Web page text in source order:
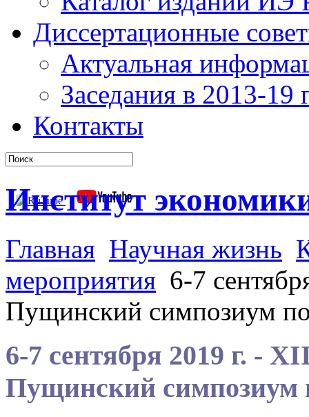
Диссертационные
Актуальная
Заседания в 2013-19
Контакты
Институт
Главная Научная жизнь
мероприятия 6-7
Пущинский симпозиум
6-7 сентября 2019 г. -
Пущинский симпозиум